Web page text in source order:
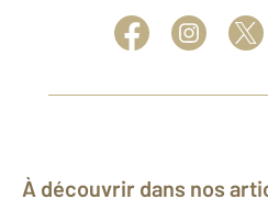
À découvrir dans nos